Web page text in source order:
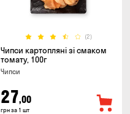
(2)
Чипси картопляні зі смаком
томату, 100г
Чипси
27,00
грн за 1 шт